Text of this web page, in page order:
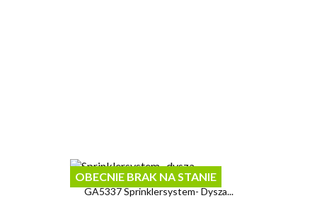
GA5337 Sprinklersystem- Dysza...
OBECNIE BRAK NA STANIE